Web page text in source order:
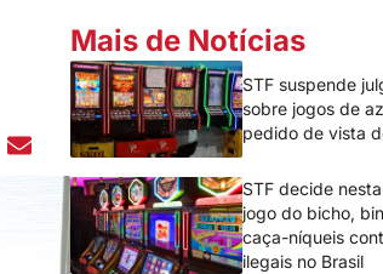
Mais de Notícias
STF suspende
sobre jogos de
pedido de vista
STF decide
jogo do bicho,
caça-níqueis
ilegais no Brasil